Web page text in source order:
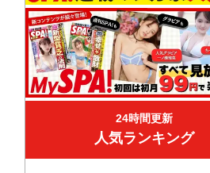
24時間更新
人気ランキング